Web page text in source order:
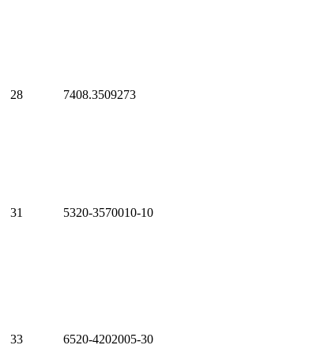
28 7408.3509273
31 5320-3570010-10
33 6520-4202005-30